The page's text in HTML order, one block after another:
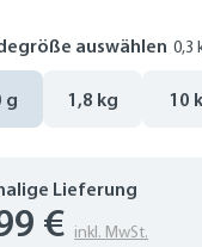
auswählen
g 1,8 kg 10
Lieferung
€ inkl. MwSt.